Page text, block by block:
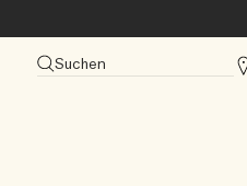
Suchen